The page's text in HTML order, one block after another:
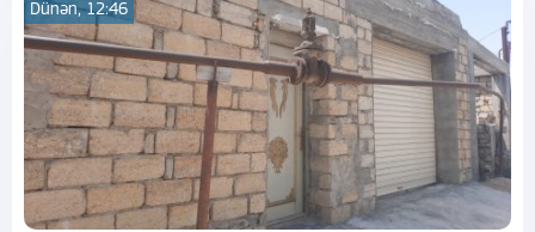
Dünən, 12:46